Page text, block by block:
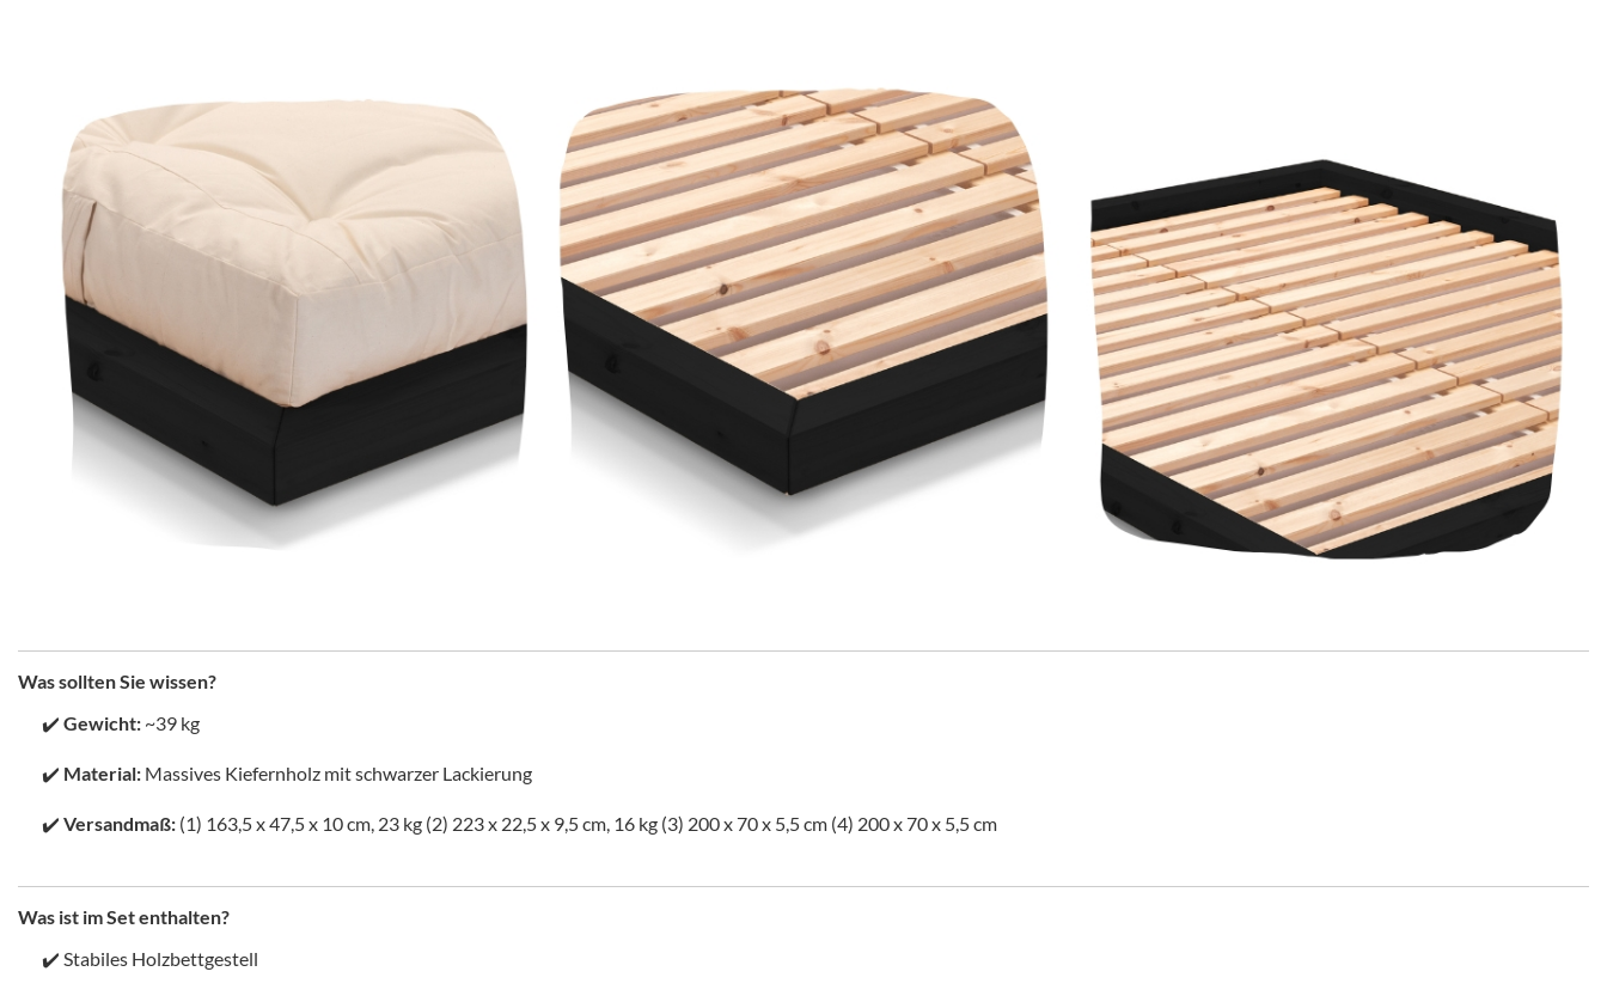
Was sollten Sie wissen?
✔️ Gewicht: ~39 kg
✔️ Material: Massives Kiefernholz mit schwarzer Lackierung
✔️ Versandmaß: (1) 163,5 x 47,5 x 10 cm, 23 kg (2) 223 x 22,5 x 9,5 cm, 16 kg (3) 200 x 70 x 5,5 cm (4) 200 x 70 x 5,5 cm
Was ist im Set enthalten?
✔️ Stabiles Holzbettgestell